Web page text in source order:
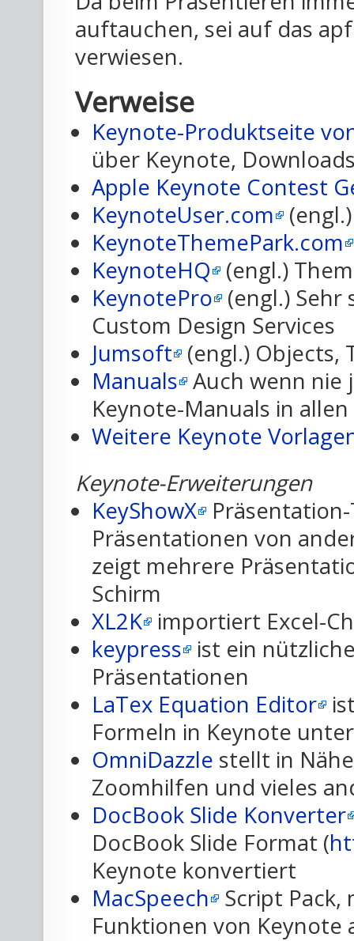
auftauchen, sei auf das
verwiesen.
Verweise
Keynote-Produktseite
über Keynote,
Apple Keynote Contest
KeynoteUser.com
KeynoteThemePark.com
KeynoteHQ (engl.)
KeynotePro (engl.) Sehr
Custom Design Services
Jumsoft (engl.) Objects,
Manuals Auch wenn nie
Keynote-Manuals in
Weitere Keynote
Keynote-Erweiterungen
KeyShowX
Präsentationen von
zeigt mehrere
Schirm
XL2K importiert Excel-
keypress ist ein
Präsentationen
LaTex Equation Editor
Formeln in Keynote
OmniDazzle stellt in
Zoomhilfen und vieles
DocBook Slide Konverter
DocBook Slide Format (
Keynote konvertiert
MacSpeech Script Pack,
Funktionen von Keynote